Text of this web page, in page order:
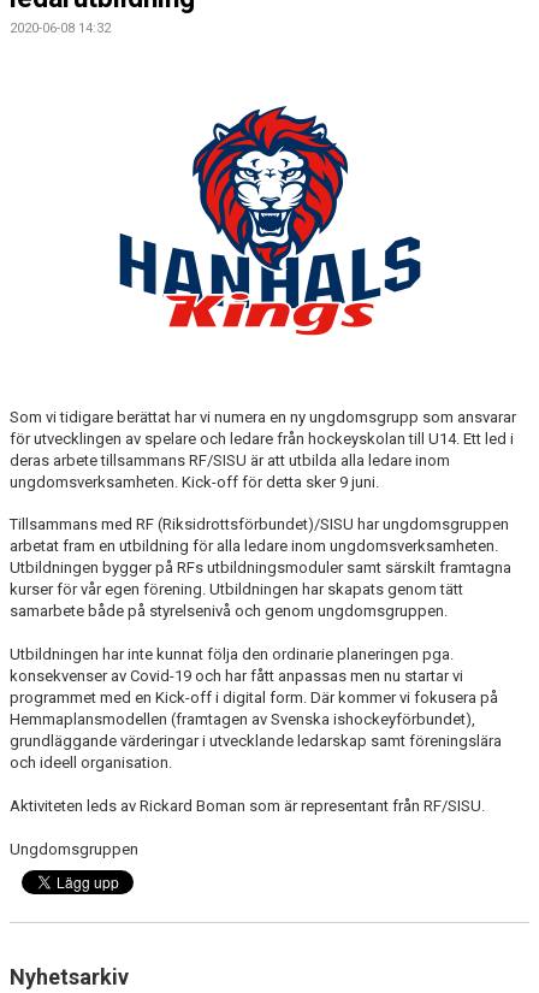
CAMPER
PARTNERBROSCHYR
BILJETTER
2020-06-08 14:32
Som vi tidigare berättat har vi numera en ny ungdomsgrupp som ansvarar
för utvecklingen av spelare och ledare från hockeyskolan till U14. Ett led i
deras arbete tillsammans RF/SISU är att utbilda alla ledare inom
ungdomsverksamheten. Kick-off för detta sker 9 juni.
Tillsammans med RF (Riksidrottsförbundet)/SISU har ungdomsgruppen
arbetat fram en utbildning för alla ledare inom ungdomsverksamheten.
Utbildningen bygger på RFs utbildningsmoduler samt särskilt framtagna
kurser för vår egen förening. Utbildningen har skapats genom tätt
samarbete både på styrelsenivå och genom ungdomsgruppen.
Utbildningen har inte kunnat följa den ordinarie planeringen pga.
konsekvenser av Covid-19 och har fått anpassas men nu startar vi
programmet med en Kick-off i digital form. Där kommer vi fokusera på
Hemmaplansmodellen (framtagen av Svenska ishockeyförbundet),
grundläggande värderingar i utvecklande ledarskap samt föreningslära
och ideell organisation.
Aktiviteten leds av Rickard Boman som är representant från RF/SISU.
Ungdomsgruppen
Nyhetsarkiv